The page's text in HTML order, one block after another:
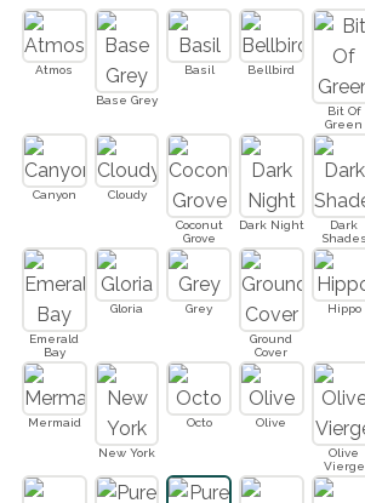
Atmos
Base Grey
Basil Bellbird
Bit Of
Green
Canyon Cloudy
Coconut
Grove
Dark Night
Dark
Shades
Emerald
Bay
Gloria Grey
Ground
Cover
Hippo
Mermaid
New York
Octo Olive
Olive
Vierge